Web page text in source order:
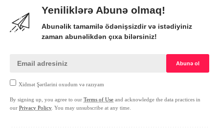
Yeniliklərə Abunə olmaq!
Abunəlik tamamilə ödənişsizdir və istədiyiniz
zaman abunəlikdən çıxa bilərsiniz!
Xidmət Şərtlərini oxudum və razıyam
By signing up, you agree to our Terms of Use and acknowledge the data practices in
our Privacy Policy. You may unsubscribe at any time.